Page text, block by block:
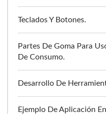
Teclados Y Botones.
Partes De Goma Para
De Consumo.
Desarrollo De
Ejemplo De Aplicación